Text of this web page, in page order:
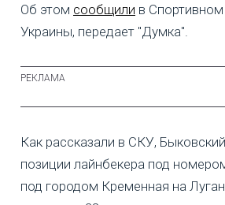
Об этом сообщили в Спортивном
Украины, передает "Думка".
Как рассказали в СКУ,
позиции лайнбекера под
под городом Кременная на